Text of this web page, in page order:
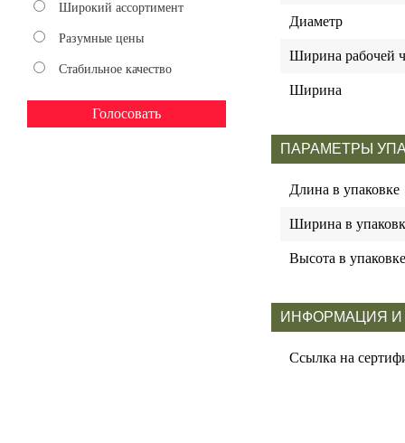
Широкий ассортимент
Разумные цены
Стабильное качество
Диаметр
Ширина рабочей
Ширина
ПАРАМЕТРЫ
Длина в упаковке
Ширина в
Высота в упаковке
ИНФОРМАЦИЯ И
Ссылка на